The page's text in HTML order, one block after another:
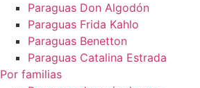
Paraguas Don Algodón
Paraguas Frida Kahlo
Paraguas Benetton
Paraguas Catalina Estrada
Por familias